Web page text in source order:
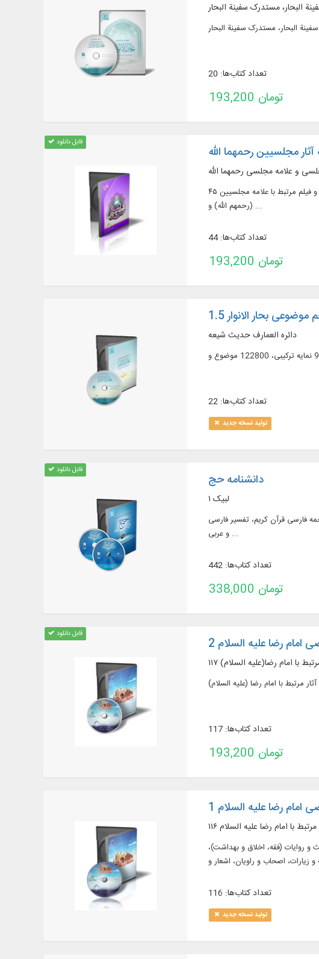
تعداد کتاب‌ها: 20
193,200 تومان
قابل دانلود
مجلسیین رحمهما الله
و علامه مجلسی رحمهما الله
۴۵ عنوان کتاب در بیش از ۲۷۰ جلد از آثار ملا محمد تقی مجلسی (رحمه الله) و علامه مجلسی (رحمه الله)، ارائه بیش از ۸۰ تصویر، صوت و فیلم مرتبط با علامه مجلسیین
(رحمهم الله) و ...
تعداد کتاب‌ها: 44
193,200 تومان
بحار الانوار 1.5
دائره العمارف حدیث شیعه
تعداد کتاب‌ها: 22
تولید نسخه جدید
قابل دانلود
دانشنامه حج
لبیک ۱
ترجمه فارسی قرآن کریم، تفسیر فارسی
و عربی ...
تعداد کتاب‌ها: 442
338,000 تومان
قابل دانلود
امام رضا علیه السلام 2
مرتبط با امام رضا(علیه السلام)
تعداد کتاب‌ها: 117
193,200 تومان
امام رضا علیه السلام 1
احادیث و روایات (فقه، اخلاق و بهداشت)،
تعداد کتاب‌ها: 116
تولید نسخه جدید